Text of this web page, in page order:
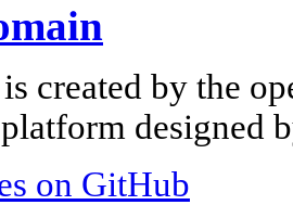
created by the
designed
on GitHub